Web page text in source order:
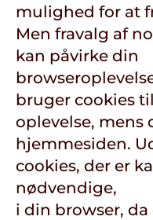
mulighed for at
Men fravalg af
kan påvirke din
bruger cookies
oplevelse, mens
hjemmesiden.
cookies, der er
nødvendige,
i din browser,